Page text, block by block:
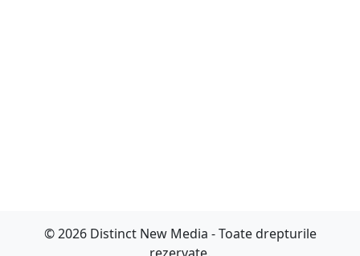
© 2026 Distinct New Media - Toate drepturile